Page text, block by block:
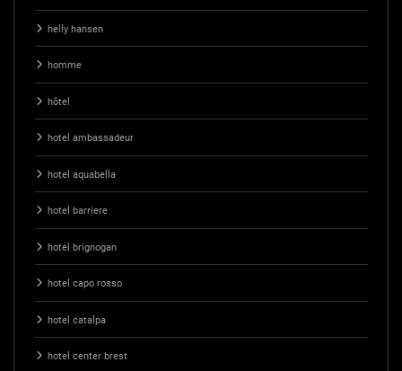
helly hansen
homme
hôtel
hotel ambassadeur
hotel aquabella
hotel barriere
hotel brignogan
hotel capo rosso
hotel catalpa
hotel center brest